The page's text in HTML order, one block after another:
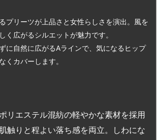
プリーツが上品さと女性らしさを演出。風を
く広がるシルエットが魅力です。
に自然に広がるAラインで、気になるヒップ
くカバーします。
リエステル混紡の軽やかな素材を採用
触りと程よい落ち感を両立。しわにな